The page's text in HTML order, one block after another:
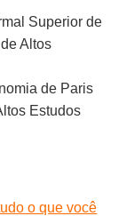
Superior de
Altos
de Paris
Estudos
o que você